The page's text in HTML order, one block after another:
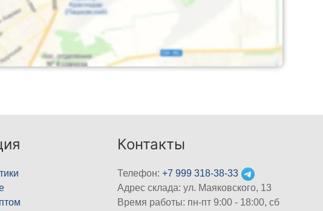
Контакты
Телефон:+7 999 318-38-33
Адрес склада: ул. Маяковского, 13
Время работы: пн-пт 9:00 - 18:00, сб